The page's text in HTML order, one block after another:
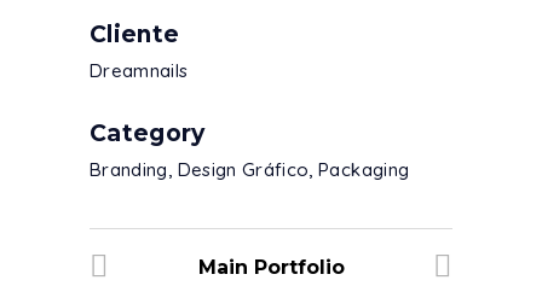
Cliente
Dreamnails
Category
Branding, Design Gráfico, Packaging
Main Portfolio